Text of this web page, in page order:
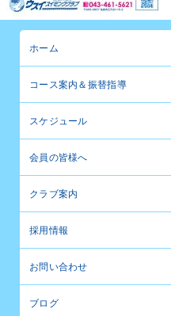
ホーム
コース案内＆振替指導
スケジュール
会員の皆様へ
クラブ案内
採用情報
お問い合わせ
ブログ